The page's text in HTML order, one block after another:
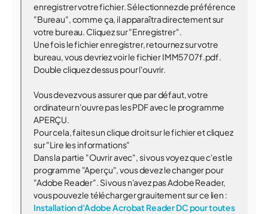
enregistrer votre fichier. Sélectionnez de préférence
"Bureau", comme ça, il apparaîtra directement sur
votre bureau. Cliquez sur "Enregistrer".
Une fois le fichier enregistrer, retournez sur votre
bureau, vous devriez voir le fichier IMM5707f.pdf.
Double cliquez dessus pour l'ouvrir.
Vous devez vous assurer que par défaut, votre
ordinateur n'ouvre pas les PDF avec le programme
APERÇU.
Pour cela, faites un clique droit sur le fichier et cliquez
sur "Lire les informations"
Dans la partie "Ouvrir avec", si vous voyez que c'est le
programme "Aperçu", vous devez le changer pour
"Adobe Reader". Si vous n'avez pas Adobe Reader,
vous pouvez le télécharger grauitement sur ce lien :
Installation d'Adobe Acrobat Reader DC pour toutes